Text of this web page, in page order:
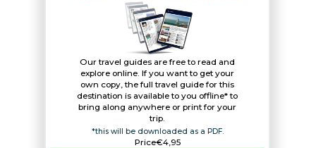
Our travel guides are free to read and
explore online. If you want to get your
own copy, the full travel guide for this
destination is available to you offline* to
bring along anywhere or print for your
trip.​
*this will be downloaded as a PDF.
Price€4,95